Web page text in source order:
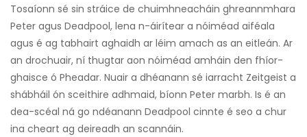
Tosaíonn sé sin stráice de chuimhneacháin ghreannmhara
Peter agus Deadpool, lena n-áirítear a nóiméad aiféala
agus é ag tabhairt aghaidh ar léim amach as an eitleán. Ar
an drochuair, ní thugtar aon nóiméad amháin den fhíor-
ghaisce ó Pheadar. Nuair a dhéanann sé iarracht Zeitgeist a
shábháil ón sceithire adhmaid, bíonn Peter marbh. Is é an
dea-scéal ná go ndéanann Deadpool cinnte é seo a chur
ina cheart ag deireadh an scannáin.